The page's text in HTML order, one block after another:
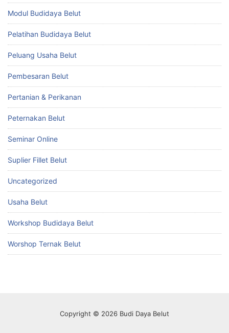
Modul Budidaya Belut
Pelatihan Budidaya Belut
Peluang Usaha Belut
Pembesaran Belut
Pertanian & Perikanan
Peternakan Belut
Seminar Online
Suplier Fillet Belut
Uncategorized
Usaha Belut
Workshop Budidaya Belut
Worshop Ternak Belut
Copyright © 2026 Budi Daya Belut